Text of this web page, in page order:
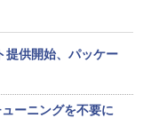
提供開始、パッケー
ーニングを不要に